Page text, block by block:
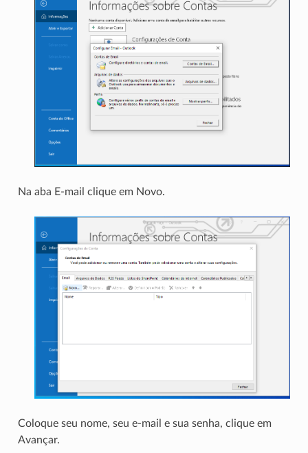
Na aba E-mail clique em Novo.
Coloque seu nome, seu e-mail e sua senha, clique em
Avançar.